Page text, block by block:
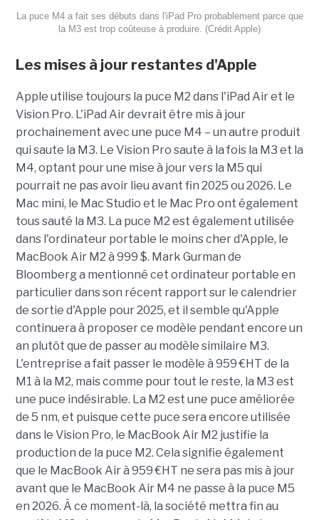
La puce M4 a fait ses débuts dans l'iPad Pro probablement parce que
la M3 est trop coûteuse à produire. (Crédit Apple)
Les mises à jour restantes d'Apple
Apple utilise toujours la puce M2 dans l'iPad Air et le
Vision Pro. L'iPad Air devrait être mis à jour
prochainement avec une puce M4 – un autre produit
qui saute la M3. Le Vision Pro saute à la fois la M3 et la
M4, optant pour une mise à jour vers la M5 qui
pourrait ne pas avoir lieu avant fin 2025 ou 2026. Le
Mac mini, le Mac Studio et le Mac Pro ont également
tous sauté la M3. La puce M2 est également utilisée
dans l'ordinateur portable le moins cher d'Apple, le
MacBook Air M2 à 999 $. Mark Gurman de
Bloomberg a mentionné cet ordinateur portable en
particulier dans son récent rapport sur le calendrier
de sortie d'Apple pour 2025, et il semble qu'Apple
continuera à proposer ce modèle pendant encore un
an plutôt que de passer au modèle similaire M3.
L'entreprise a fait passer le modèle à 959€HT de la
M1 à la M2, mais comme pour tout le reste, la M3 est
une puce indésirable. La M2 est une puce améliorée
de 5 nm, et puisque cette puce sera encore utilisée
dans le Vision Pro, le MacBook Air M2 justifie la
production de la puce M2. Cela signifie également
que le MacBook Air à 959 €HT ne sera pas mis à jour
avant que le MacBook Air M4 ne passe à la puce M5
en 2026. À ce moment-là, la société mettra fin au